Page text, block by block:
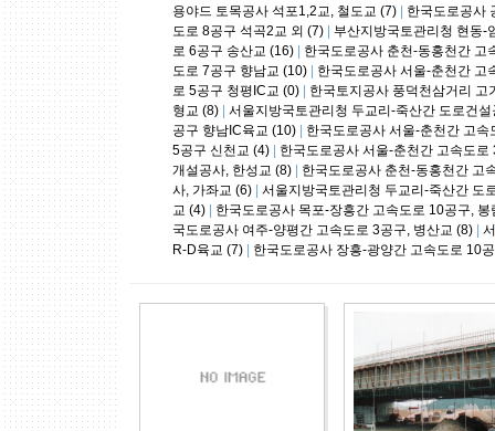
용야드 토목공사 석포1,2교, 철도교 (7)
한국도로공사
도로 8공구 석곡2교 외 (7)
부산지방국토관리청 현동-
로 6공구 송산교 (16)
한국도로공사 춘천-동홍천간 고
도로 7공구 향남교 (10)
한국도로공사 서울-춘천간 고
로 5공구 청평IC교 (0)
한국토지공사 풍덕천삼거리 고
형교 (8)
서울지방국토관리청 두교리-죽산간 도로건
공구 향남IC육교 (10)
한국도로공사 서울-춘천간 고
5공구 신천교 (4)
한국도로공사 서울-춘천간 고속도
개설공사, 한성교 (8)
한국도로공사 춘천-동홍천간 고
사, 가좌교 (6)
서울지방국토관리청 두교리-죽산간 도
교 (4)
한국도로공사 목포-장흥간 고속도로 10공구, 봉
국도로공사 여주-양평간 고속도로 3공구, 병산교 (8)
R-D육교 (7)
한국도로공사 장흥-광양간 고속도로 10